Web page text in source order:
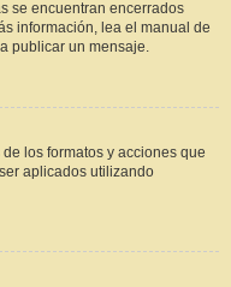
se encuentran encerrados
información, lea el manual de
publicar un mensaje.
los formatos y acciones que
aplicados utilizando